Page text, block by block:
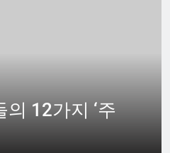
12가지 ‘주